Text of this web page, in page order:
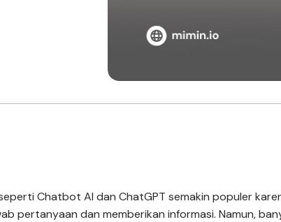
Chatbot AI dan ChatGPT semakin populer
pertanyaan dan memberikan informasi. Namun,